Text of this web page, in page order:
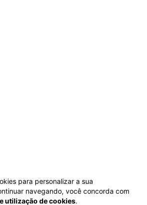
para personalizar a sua
navegando, você concorda com
utilização de cookies.